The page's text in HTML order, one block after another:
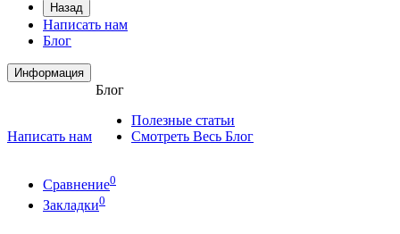
Назад
Написать нам
Блог
Информация
Написать нам
Блог
Полезные статьи
Смотреть Весь Блог
Сравнение0
Закладки0